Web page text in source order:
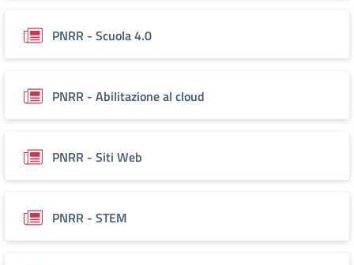
PNRR - Scuola 4.0
PNRR - Abilitazione al cloud
PNRR - Siti Web
PNRR - STEM